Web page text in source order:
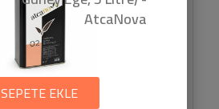
AtcaNova
SEPETE EKLE